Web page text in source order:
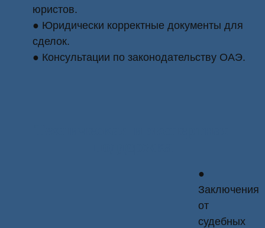
юристов.
● Юридически корректные документы для
сделок.
● Консультации по законодательству ОАЭ.
●
Заключения
от
судебных